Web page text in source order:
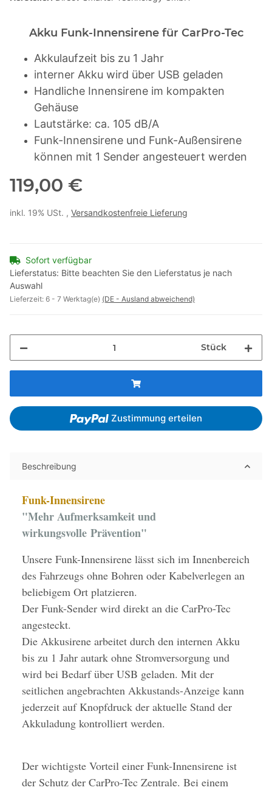
Akku Funk-Innensirene für CarPro-Tec
Akkulaufzeit bis zu 1 Jahr
interner Akku wird über USB geladen
Handliche Innensirene im kompakten
Gehäuse
Lautstärke: ca. 105 dB/A
Funk-Innensirene und Funk-Außensirene
können mit 1 Sender angesteuert werden
119,00 €
inkl. 19% USt. , Versandkostenfreie Lieferung
Sofort verfügbar
Lieferstatus: Bitte beachten Sie den Lieferstatus je nach
Auswahl
Lieferzeit: 6 - 7 Werktag(e) (DE - Ausland abweichend)
Stück
Zustimmung erteilen
Beschreibung
Funk-Innensirene
"Mehr Aufmerksamkeit und
wirkungsvolle Prävention"
Unsere Funk-Innensirene lässt sich im Innenbereich
des Fahrzeugs ohne Bohren oder Kabelverlegen an
beliebigem Ort platzieren.
Der Funk-Sender wird direkt an die CarPro-Tec
angesteckt.
Die Akkusirene arbeitet durch den internen Akku
bis zu 1 Jahr autark ohne Stromversorgung und
wird bei Bedarf über USB geladen. Mit der
seitlichen angebrachten Akkustands-Anzeige kann
jederzeit auf Knopfdruck der aktuelle Stand der
Akkuladung kontrolliert werden.
Der wichtigste Vorteil einer Funk-Innensirene ist
der Schutz der CarPro-Tec Zentrale. Bei einem